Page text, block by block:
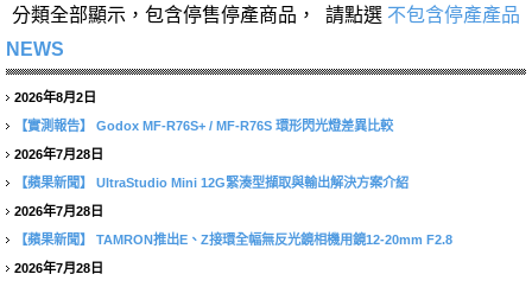
分類全部顯示，包含停售停產商品， 請點選 不包含停產產品
NEWS
2026年8月2日
【實測報告】
Godox MF-R76S+ / MF-R76S 環形閃光燈差異比較
2026年7月28日
【蘋果新聞】
UltraStudio Mini 12G緊湊型擷取與輸出解決方案介紹
2026年7月28日
【蘋果新聞】
TAMRON推出E、Z接環全幅無反光鏡相機用鏡12-20mm F2.8
2026年7月28日